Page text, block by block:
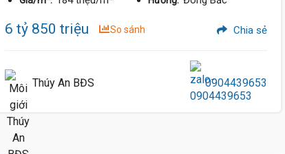
6 tỷ 850 triệu So sánh Chia sẻ
Thúy An BĐS 0904439653